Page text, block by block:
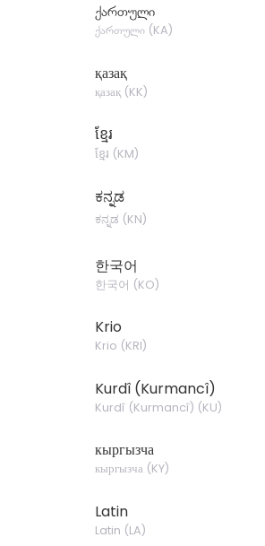
ქართული
ქართული(KA)
қазақ
қазақ(KK)
ខ្មែរ
ខ្មែរ (KM)
ಕನ್ನಡ
ಕನ್ನಡ (KN)
한국어
한국어 (KO)
Krio
Krio (KRI)
Kurdî (Kurmancî)
Kurdî (Kurmancî) (KU)
кыргызча
кыргызча (KY)
Latin
Latin (LA)